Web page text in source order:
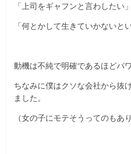
「上司をギャフンと言わしたい」
「何とかして生きていかないと
動機は不純で明確であるほどパ
ちなみに僕はクソな会社から抜
ました。
（女の子にモテそうってのもあ